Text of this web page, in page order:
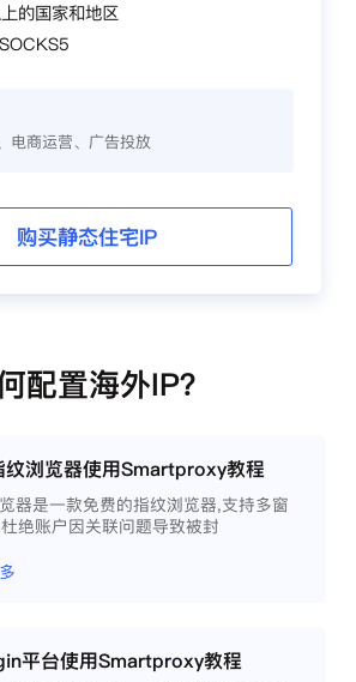
的国家和地区
电商运营、广告投放
购买静态住宅IP
配置海外IP？
纹浏览器使用Smartproxy教程
器是一款免费的指纹浏览器,支持多窗
绝账户因关联问题导致被封
平台使用Smartproxy教程